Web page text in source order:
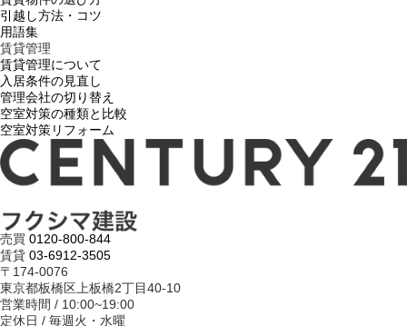
引越し方法・コツ
用語集
賃貸管理
賃貸管理について
入居条件の見直し
管理会社の切り替え
空室対策の種類と比較
空室対策リフォーム
売買 0120-800-844
賃貸 03-6912-3505
〒174-0076
東京都板橋区上板橋2丁目40-10
営業時間 / 10:00~19:00
定休日 / 毎週火・水曜